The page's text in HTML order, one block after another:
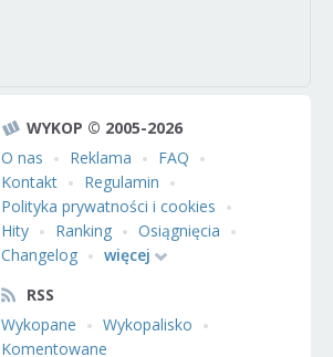
WYKOP © 2005-2026
O nas
Reklama
FAQ
Kontakt
Regulamin
Polityka prywatności i cookies
Hity
Ranking
Osiągnięcia
Changelog
więcej
RSS
Wykopane
Wykopalisko
Komentowane